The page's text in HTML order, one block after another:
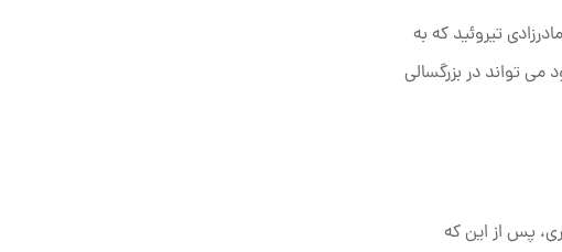
تیروئید که به
می تواند در بزرگسالی
پس از این‌ که